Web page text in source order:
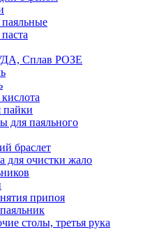
Сплав РОЗЕ
для паяльного
браслет
для очистки жало
припоя
столы, третья рука